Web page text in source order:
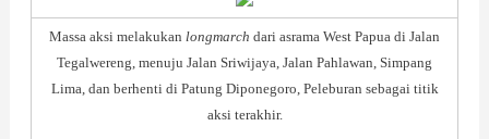
Massa aksi melakukan longmarch dari asrama West Papua di Jalan
Tegalwereng, menuju Jalan Sriwijaya, Jalan Pahlawan, Simpang
Lima, dan berhenti di Patung Diponegoro, Peleburan sebagai titik
aksi terakhir.